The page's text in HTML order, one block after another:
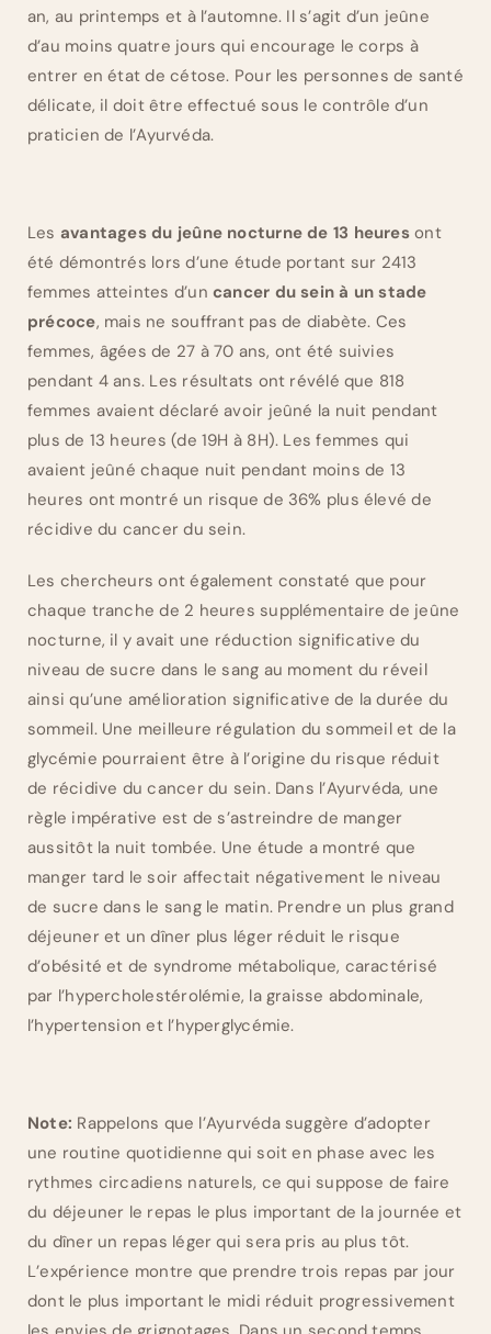
an, au printemps et à l’automne. Il s’agit d’un jeûne
d’au moins quatre jours qui encourage le corps à
entrer en état de cétose. Pour les personnes de santé
délicate, il doit être effectué sous le contrôle d’un
praticien de l’Ayurvéda.
Les avantages du jeûne nocturne de 13 heuresont
été démontrés lors d’une étude portant sur 2413
femmes atteintes d’un cancer du sein à un stade
précoce, mais ne souffrant pas de diabète. Ces
femmes, âgées de 27 à 70 ans, ont été suivies
pendant 4 ans. Les résultats ont révélé que 818
femmes avaient déclaré avoir jeûné la nuit pendant
plus de 13 heures (de 19H à 8H). Les femmes qui
avaient jeûné chaque nuit pendant moins de 13
heures ont montré un risque de 36% plus élevé de
récidive du cancer du sein.
Les chercheurs ont également constaté que pour
chaque tranche de 2 heures supplémentaire de jeûne
nocturne, il y avait une réduction significative du
niveau de sucre dans le sang au moment du réveil
ainsi qu’une amélioration significative de la durée du
sommeil. Une meilleure régulation du sommeil et de la
glycémie pourraient être à l’origine du risque réduit
de récidive du cancer du sein. Dans l’Ayurvéda, une
règle impérative est de s’astreindre de manger
aussitôt la nuit tombée. Une étude a montré que
manger tard le soir affectait négativement le niveau
de sucre dans le sang le matin. Prendre un plus grand
déjeuner et un dîner plus léger réduit le risque
d’obésité et de syndrome métabolique, caractérisé
par l’hypercholestérolémie, la graisse abdominale,
l’hypertension et l’hyperglycémie.
Note: Rappelons que l’Ayurvéda suggère d’adopter
une routine quotidienne qui soit en phase avec les
rythmes circadiens naturels, ce qui suppose de faire
du déjeuner le repas le plus important de la journée et
du dîner un repas léger qui sera pris au plus tôt.
L’expérience montre que prendre trois repas par jour
dont le plus important le midi réduit progressivement